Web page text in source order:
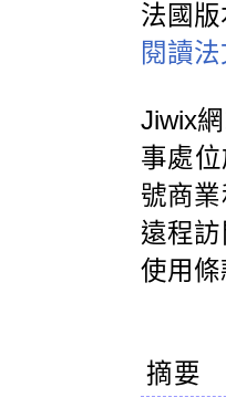
法國
閱讀
Jiwix
事處
號商
遠程
使用
摘要